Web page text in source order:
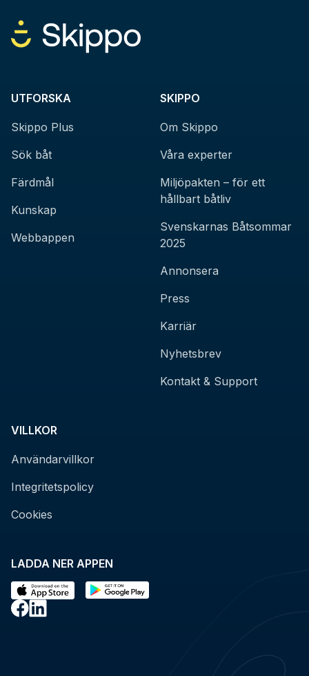
LADDA NER APPEN
UTFORSKA
Skippo Plus
Sök båt
Färdmål
Kunskap
Webbappen
SKIPPO
Om Skippo
Våra experter
Miljöpakten – för ett
hållbart båtliv
Svenskarnas Båtsommar
2025
Annonsera
Press
Karriär
Nyhetsbrev
Kontakt & Support
VILLKOR
Användarvillkor
Integritetspolicy
Cookies